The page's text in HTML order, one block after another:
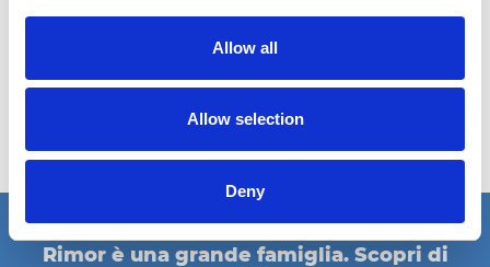
Allow all
Allow selection
Deny
Caravan Salon Wels
Messe Wels - Halle 20 Stand C30
https://caravan-wels.at
eventi
Rimor è una grande famiglia. Scopri di